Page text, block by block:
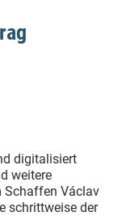
digitalisiert
weitere
Schaffen Václav
schrittweise der